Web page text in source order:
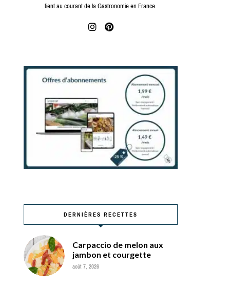
tient au courant de la Gastronomie en France.
DERNIÈRES RECETTES
Carpaccio de melon aux
jambon et courgette
août 7, 2026